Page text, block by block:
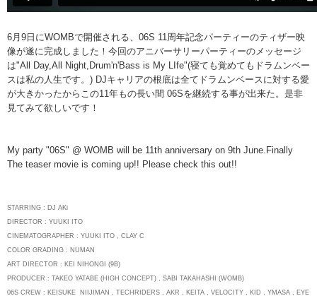
6月9日にWOMBで開催される、06S 11周年記念パーティーのティザー映
像が遂に完成しました！今回のアニバーサリーパーティーのメッセージ
は"All Day,All Night,Drum'n'Bass is My LIfe"(寝ても覚めてもドラムンベー
スは私の人生です。) DJキャリアの根底は全てドラムンベースに対する愛
が大きかったからこの11年もの長い間 06Sを継続する事が出来た。是非
見てみて欲しいです！
My party "06S" @ WOMB will be 11th anniversary on 9th June.Finally
The teaser movie is coming up!! Please check this out!!
STARRING : DJ AKi
DIRECTOR : YUUKI ITO
CINEMATOGRAPHER : YUUKI ITO , CLAY C
COLOR GRADING : NUMAN
ART DIRECTOR : KEI NIHONGI (9B)
PRODUCER : TAKEO YATABE (HIGH CONCEPT) , SABI TAKAHASHI (WOMB)
06S CREW : KEISUKE NIIJIMAN , TECHRIDERS , AKR , KEITA , VELOCITY , KID , YMASA , EYE